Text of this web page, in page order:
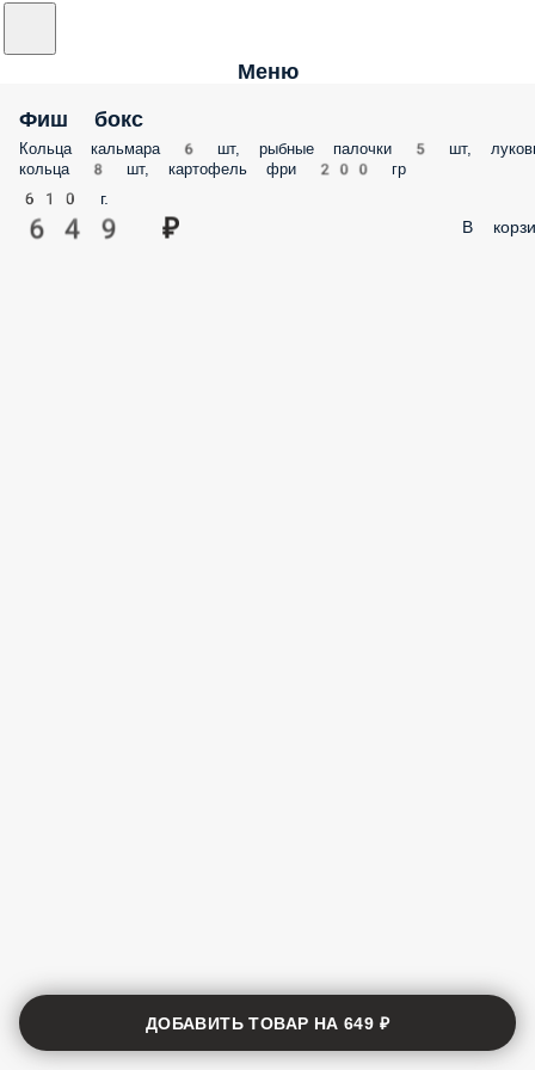
Меню
Фиш бокс
Кольца кальмара 6 шт, рыбные палочки 5 шт,
кольца 8 шт, картофель фри 200 гр
610 г.
649 ₽ В
ДОБАВИТЬ ТОВАР НА649 ₽